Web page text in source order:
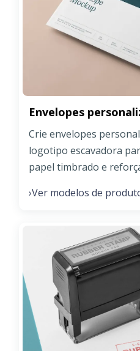
Envelopes
Crie envelopes
logotipo escavadora
papel timbrado e
›Ver modelos de